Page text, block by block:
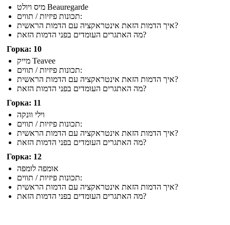
מיס ויולט Beauregarde
תכונות פיזיות / תווים:
איך הדמות הזאת אינטראקציה עם הדמות הראשית?
מה האתגרים העומדים בפני הדמות הזאת?
Горка: 10
מייק Teavee
תכונות פיזיות / תווים:
איך הדמות הזאת אינטראקציה עם הדמות הראשית?
מה האתגרים העומדים בפני הדמות הזאת?
Горка: 11
וילי וונקה
תכונות פיזיות / תווים:
איך הדמות הזאת אינטראקציה עם הדמות הראשית?
מה האתגרים העומדים בפני הדמות הזאת?
Горка: 12
אומפה לומפה
תכונות פיזיות / תווים:
איך הדמות הזאת אינטראקציה עם הדמות הראשית?
מה האתגרים העומדים בפני הדמות הזאת?